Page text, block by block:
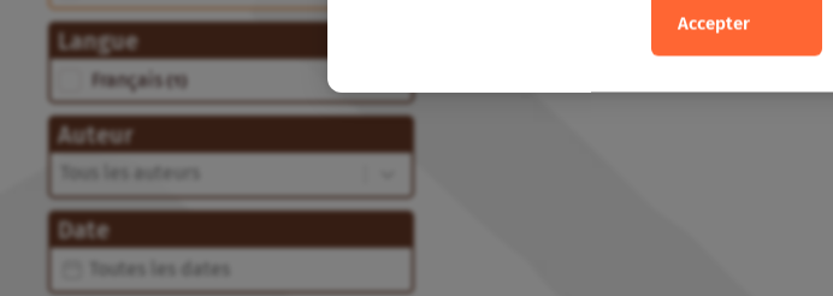
Accepter
Langue
Langue
Français
Auteur
Auteur
Auteur
Date
Date
Date